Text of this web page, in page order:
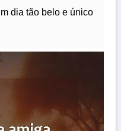
dia tão belo e único